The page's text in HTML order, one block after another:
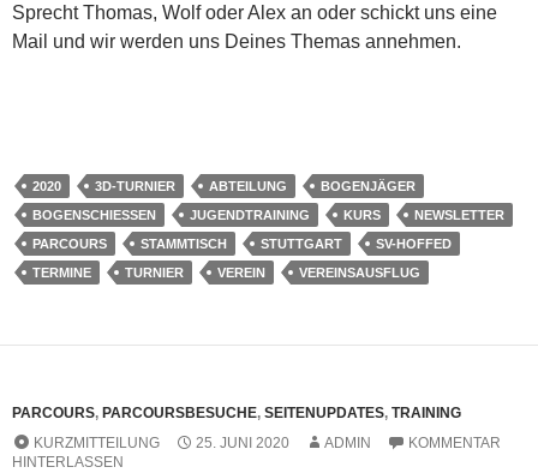
Sprecht Thomas, Wolf oder Alex an oder schickt uns eine
Mail und wir werden uns Deines Themas annehmen.
2020 3D-TURNIER ABTEILUNG
BOGENJÄGER
BOGENSCHIESSEN
JUGENDTRAINING KURS
NEWSLETTER
PARCOURS
STAMMTISCH STUTTGART
SV-HOFFED
TERMINE
TURNIER VEREIN VEREINSAUSFLUG
PARCOURS, PARCOURSBESUCHE, SEITENUPDATES, TRAINING
KURZMITTEILUNG
25. JUNI 2020 ADMIN
KOMMENTAR
HINTERLASSEN